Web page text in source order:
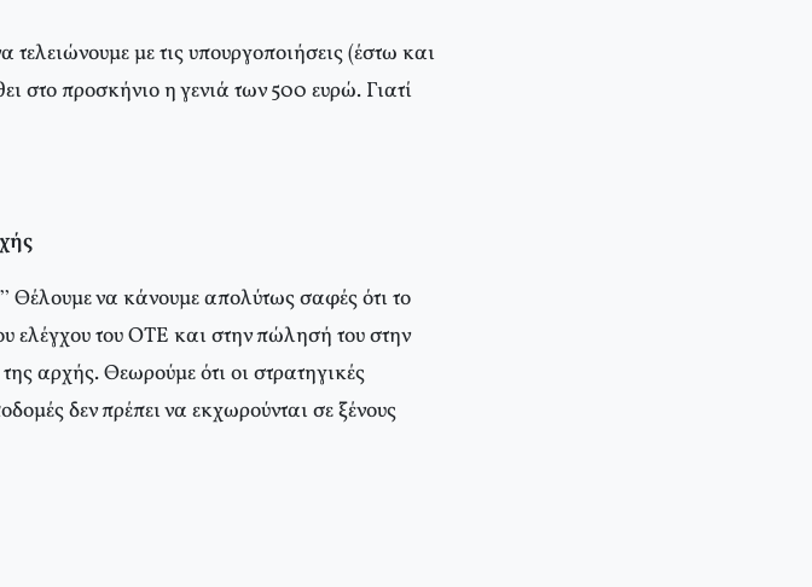
με τις υπουργοποιήσεις (έστω και
στο προσκήνιο η γενιά των 500 ευρώ. Γιατί
να κάνουμε απολύτως σαφές ότι το
ελέγχου του ΟΤΕ και στην πώλησή του στην
αρχής. Θεωρούμε ότι οι στρατηγικές
δεν πρέπει να εκχωρούνται σε ξένους